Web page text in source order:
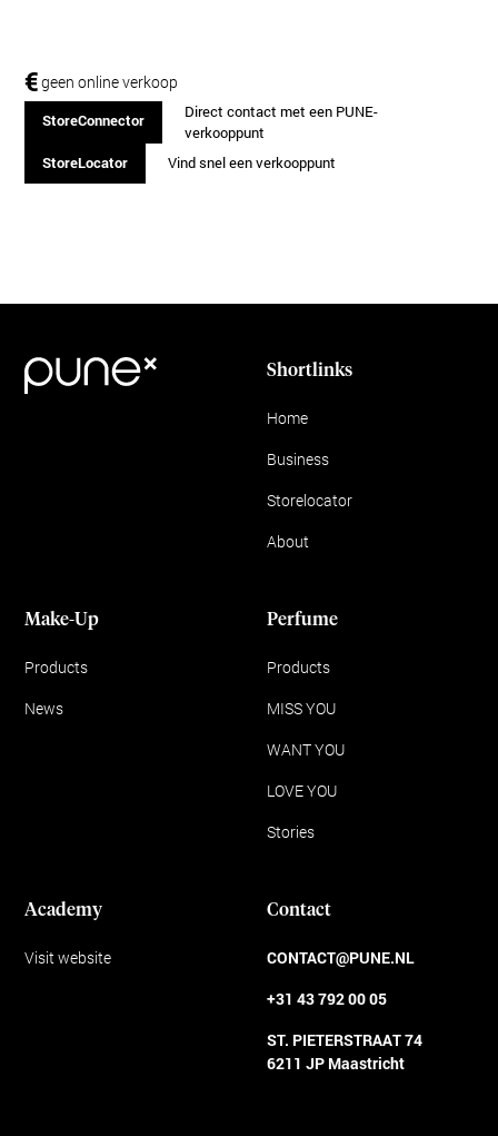
€geen online verkoop
StoreConnector
Direct contact met een PUNE-
verkooppunt
StoreLocator
Vind snel een verkooppunt
Shortlinks
Home
Business
Storelocator
About
Make-Up
Products
News
Perfume
Products
MISS YOU
WANT YOU
LOVE YOU
Stories
Academy
Visit website
Contact
CONTACT@PUNE.NL
+31 43 792 00 05
ST. PIETERSTRAAT 74
6211 JP Maastricht